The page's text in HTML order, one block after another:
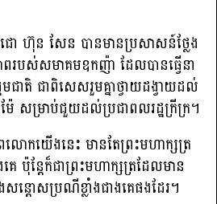
េជោ ហ៊ុន សែន បានមានប្រសាសន៍ថ្លែង
បស់សមាគមឧកញ៉ា ដែលបានធ្វើនា
ាតិ ជាពិសេសរួមគ្នាថ្វាយដង្វាយដល់
ែ សម្រាប់ជួយដល់ប្រជាពលរដ្ឋក្រីក្រ។
ោកយើងនេះ មានតែព្រះមហាក្សត្រ
េ ប៉ុន្តែក៏ជាព្រះមហាក្សត្រដែលមាន
ដោសប្រណីខ្លាំងជាងគេផងដែរ។